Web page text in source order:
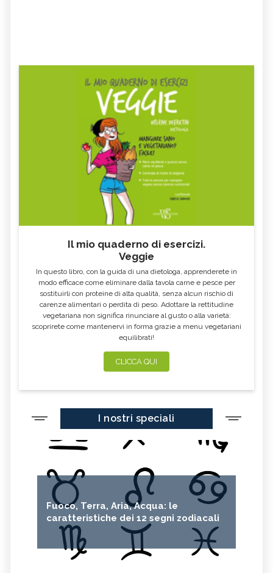
Il mio quaderno di esercizi.
Veggie
In questo libro, con la guida di una dietologa, apprenderete in
modo efficace come eliminare dalla tavola carne e pesce per
sostituirli con proteine di alta qualità, senza alcun rischio di
carenze alimentari o perdita di peso. Adottare la rettitudine
vegetariana non significa rinunciare al gusto o alla varietà:
scoprirete come mantenervi in forma grazie a menu vegetariani
equilibrati!
CLICCA QUI
I nostri speciali
Fuoco, Terra, Aria, Acqua: le
caratteristiche dei 12 segni zodiacali